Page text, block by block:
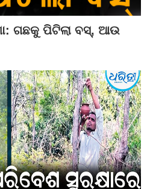
ଗଛକୁ ପିଟିଲା ବସ୍‌, ଆଉ